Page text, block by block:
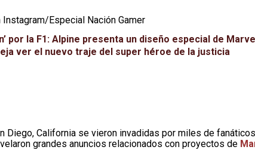
Especial Nación Gamer
por la F1: Alpine presenta un diseño especial de
ver el nuevo traje del super héroe de la justicia
Diego, California se vieron invadidas por miles de
grandes anuncios relacionados con proyectos de